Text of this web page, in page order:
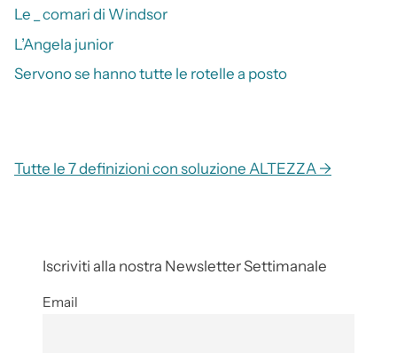
Le _ comari di Windsor
L’Angela junior
Servono se hanno tutte le rotelle a posto
Tutte le 7 definizioni con soluzione ALTEZZA →
Iscriviti alla nostra Newsletter Settimanale
Email